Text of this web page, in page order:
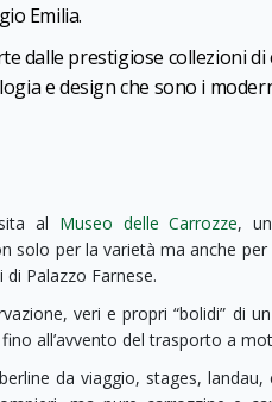
Emilia.
dalle prestigiose collezioni
e design che sono i
al Museo delle Carrozze,
solo per la varietà ma anche per
Palazzo Farnese.
veri e propri “bolidi” di
all’avvento del trasporto a
da viaggio, stages, landau,